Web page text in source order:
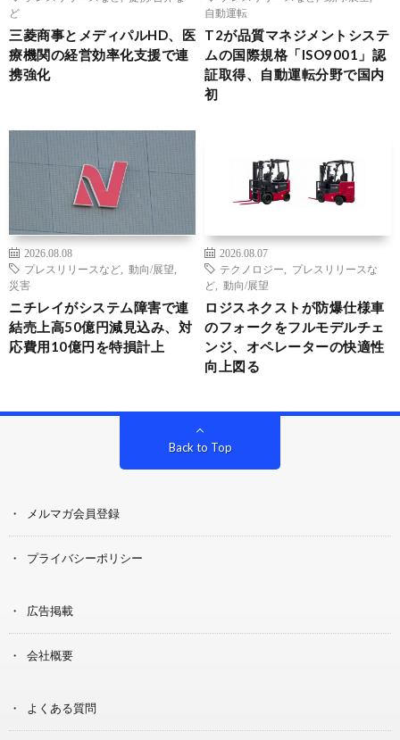
ど
三菱商事とメディパルHD、医
療機関の経営効率化支援で連
携強化
自動運転
T2が品質マネジメントシステ
ムの国際規格「ISO9001」認
証取得、自動運転分野で国内
初
2026.08.08
プレスリリースなど
動向/展望
災害
ニチレイがシステム障害で連
結売上高50億円減見込み、対
応費用10億円を特損計上
2026.08.07
テクノロジー
プレスリリースな
ど
動向/展望
ロジスネクストが防爆仕様車
のフォークをフルモデルチェ
ンジ、オペレーターの快適性
向上図る
Back to Top
メルマガ会員登録
プライバシーポリシー
広告掲載
会社概要
よくある質問